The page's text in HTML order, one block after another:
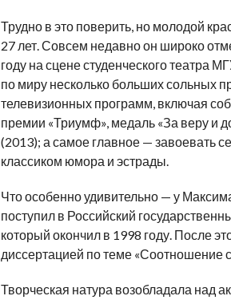
Трудно в это поверить, но молодой
27 лет. Совсем недавно он широко
году на сцене студенческого театра
по миру несколько больших сольных
телевизионных программ, включая
премии «Триумф», медаль «За веру и
(2013); а самое главное — завоевать
классиком юмора и эстрады.
Что особенно удивительно — у
поступил в Российский
который окончил в 1998 году. После
диссертацией по теме «Соотношение
Творческая натура возобладала над